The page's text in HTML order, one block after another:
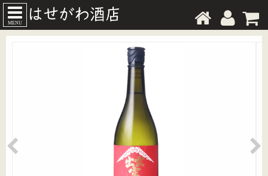
MENU